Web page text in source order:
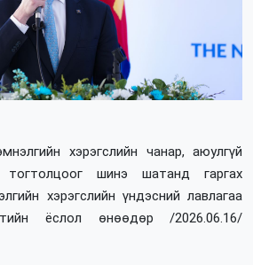
хэрэгслийн чанар, аюулгүй
шинэ шатанд гаргах
хэрэгслийн үндэсний лавлагаа
ёслол өнөөдөр /2026.06.16/